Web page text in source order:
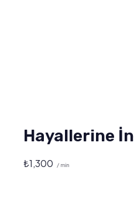
Hayallerine
₺1,300 / min